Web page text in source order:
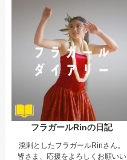
フラガールRinの日記
溌剌としたフラガールRinさん。
皆さま、応援をよろしくお願いい